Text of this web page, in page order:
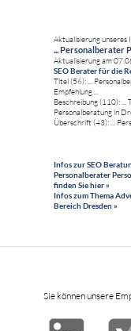
Aktualisierung
... Personalberater
Aktualisierung am
SEO Berater für die
Titel (56): ...
Empfehlung ...
Beschreibung (110): ...
Personalberatung in
Überschrift (43): ...
Infos zur SEO
Personalberater
finden Sie hier »
Infos zum Thema
Bereich Dresden »
Sie können unsere